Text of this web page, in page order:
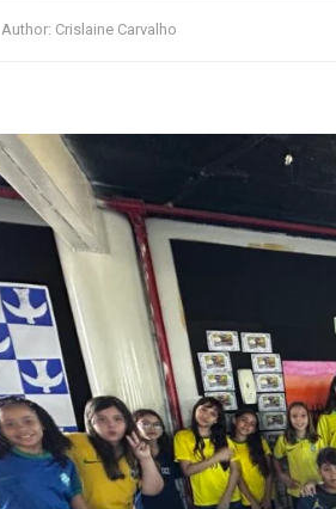
Author: Crislaine Carvalho